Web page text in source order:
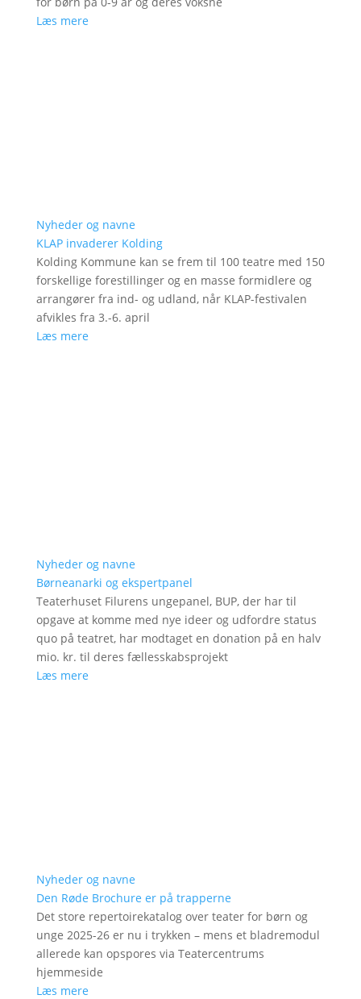
Læs mere
Nyheder og navne
KLAP invaderer Kolding
Kolding Kommune kan se frem til 100 teatre med 150
forskellige forestillinger og en masse formidlere og
arrangører fra ind- og udland, når KLAP-festivalen
afvikles fra 3.-6. april
Læs mere
Nyheder og navne
Børneanarki og ekspertpanel
Teaterhuset Filurens ungepanel, BUP, der har til
opgave at komme med nye ideer og udfordre status
quo på teatret, har modtaget en donation på en halv
mio. kr. til deres fællesskabsprojekt
Læs mere
Nyheder og navne
Den Røde Brochure er på trapperne
Det store repertoirekatalog over teater for børn og
unge 2025-26 er nu i trykken – mens et bladremodul
allerede kan opspores via Teatercentrums
hjemmeside
Læs mere